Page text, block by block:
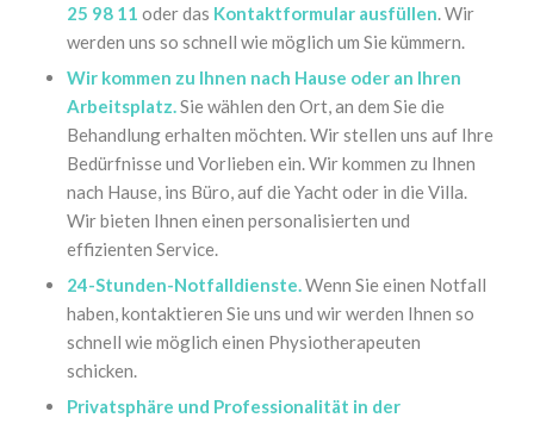
25 98 11 oder das Kontaktformular ausfüllen. Wir
werden uns so schnell wie möglich um Sie kümmern.
Wir kommen zu Ihnen nach Hause oder an Ihren
Arbeitsplatz.Sie wählen den Ort, an dem Sie die
Behandlung erhalten möchten. Wir stellen uns auf Ihre
Bedürfnisse und Vorlieben ein. Wir kommen zu Ihnen
nach Hause, ins Büro, auf die Yacht oder in die Villa.
Wir bieten Ihnen einen personalisierten und
effizienten Service.
24-Stunden-Notfalldienste.Wenn Sie einen Notfall
haben, kontaktieren Sie uns und wir werden Ihnen so
schnell wie möglich einen Physiotherapeuten
schicken.
Privatsphäre und Professionalität in der